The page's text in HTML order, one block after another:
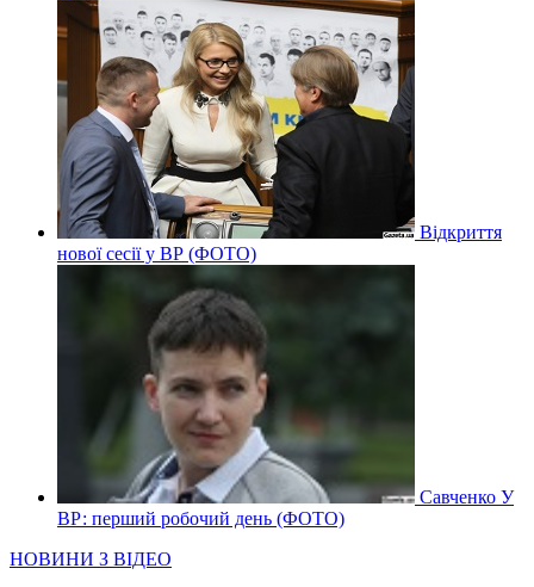
Відкриття
нової сесії у ВР (ФОТО)
Савченко У
ВР: перший робочий день (ФОТО)
НОВИНИ З ВІДЕО